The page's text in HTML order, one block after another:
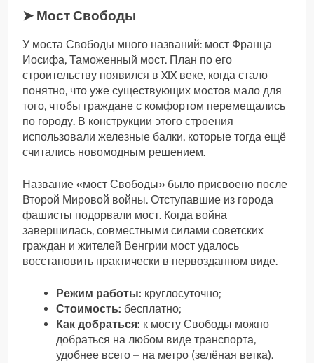
➤ Мост Свободы
У моста Свободы много названий: мост Франца
Иосифа, Таможенный мост. План по его
строительству появился в XIX веке, когда стало
понятно, что уже существующих мостов мало для
того, чтобы граждане с комфортом перемещались
по городу. В конструкции этого строения
использовали железные балки, которые тогда ещё
считались новомодным решением.
Название «мост Свободы» было присвоено после
Второй Мировой войны. Отступавшие из города
фашисты подорвали мост. Когда война
завершилась, совместными силами советских
граждан и жителей Венгрии мост удалось
восстановить практически в первозданном виде.
Режим работы: круглосуточно;
Стоимость: бесплатно;
Как добраться: к мосту Свободы можно
добраться на любом виде транспорта,
удобнее всего – на метро (зелёная ветка).